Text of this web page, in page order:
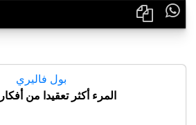

بول فاليري
المرء أكثر تعقيدا من